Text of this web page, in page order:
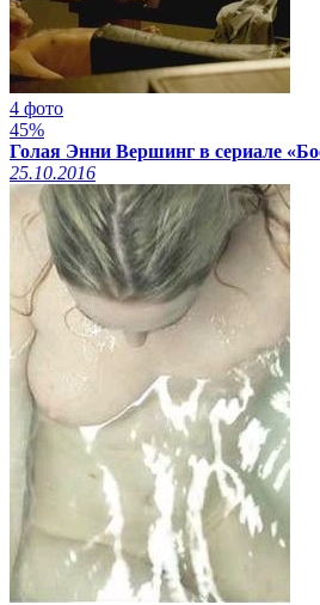
4 фото
45%
Голая Энни Вершинг в сериале
25.10.2016